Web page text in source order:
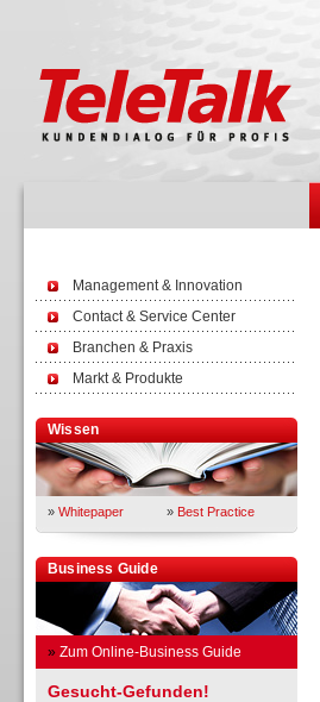
Management & Innovation
Contact & Service Center
Branchen & Praxis
Markt & Produkte
Wissen
» Whitepaper » Best Practice
Business Guide
» Zum Online-Business Guide
Gesucht-Gefunden!